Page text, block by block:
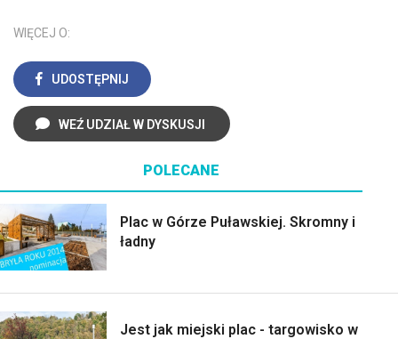
WIĘCEJ O:
UDOSTĘPNIJ
WEŹ UDZIAŁ W DYSKUSJI
POLECANE
Plac w Górze Puławskiej. Skromny i
ładny
Jest jak miejski plac - targowisko w